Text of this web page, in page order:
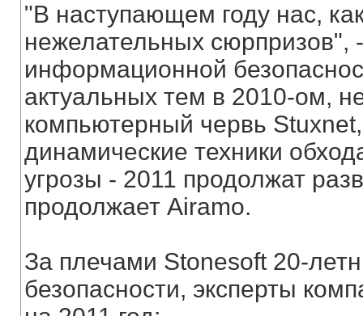
"В наступающем году нас,
нежелательных сюрпризов",
информационной
актуальных тем в 2010-ом,
компьютерный червь
динамические техники
угрозы - 2011 продолжат
продолжает Airamo.
За плечами Stonesoft 20-
безопасности, эксперты